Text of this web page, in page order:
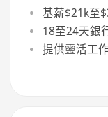
基薪$21k至
18至24天銀
提供靈活工